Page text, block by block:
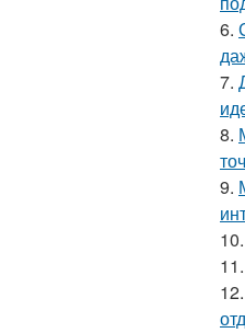
6.
7.
8.
9.
10.
11.
12.